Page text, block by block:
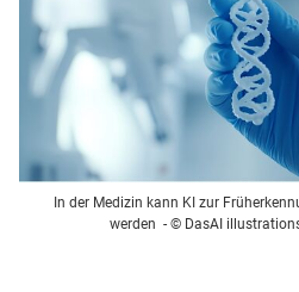
In der Medizin kann KI zur
werden - © DasAI